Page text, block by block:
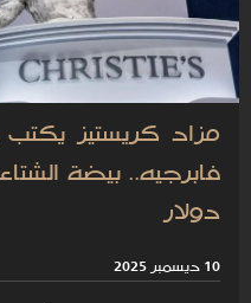
مزاد كريستيز
دولار
10 ديسمبر 2025